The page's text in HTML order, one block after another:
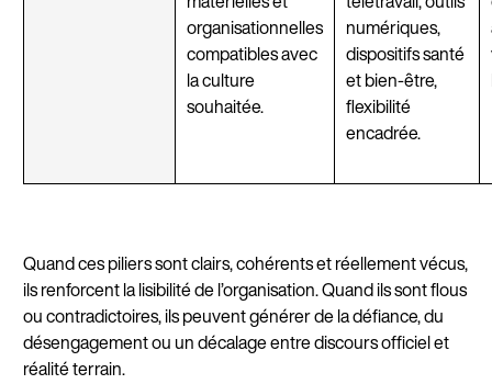
organisationnelles
compatibles avec
la culture
souhaitée.
numériques,
dispositifs santé
et bien-être,
flexibilité
encadrée.
Quand ces piliers sont clairs, cohérents et réellement vécus,
ils renforcent la lisibilité de l’organisation. Quand ils sont flous
ou contradictoires, ils peuvent générer de la défiance, du
désengagement ou un décalage entre discours officiel et
réalité terrain.